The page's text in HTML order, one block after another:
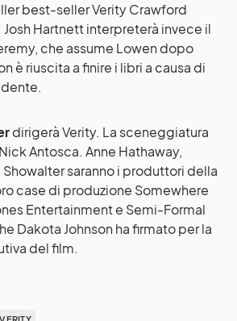
best-seller Verity Crawford
Josh Hartnett interpreterà invece il
che assume Lowen dopo
è riuscita a finire i libri a causa di
dirigerà Verity. La sceneggiatura
Antosca. Anne Hathaway,
saranno i produttori della
case di produzione Somewhere
Entertainment e Semi-Formal
Dakota Johnson ha firmato per la
del film.